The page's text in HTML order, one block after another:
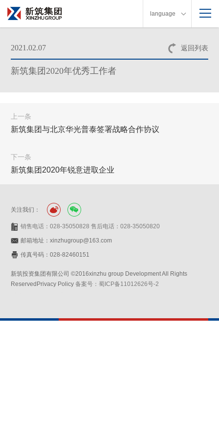
language
返回列表
2021.02.07
新筑集团2020年优秀工作者
上一条
新筑集团与北京华光普泰签署战略合作协议
下一条
新筑集团2020年锐意进取企业
关注我们：
销售电话：028-35050828 售后电话：028-35050820
邮箱地址：xinzhugroup@163.com
传真号码：028-82460151
新筑投资集团有限公司 ©2016xinzhu group Development All Rights
ReservedPrivacy Policy备案号：蜀ICP备11012626号-2